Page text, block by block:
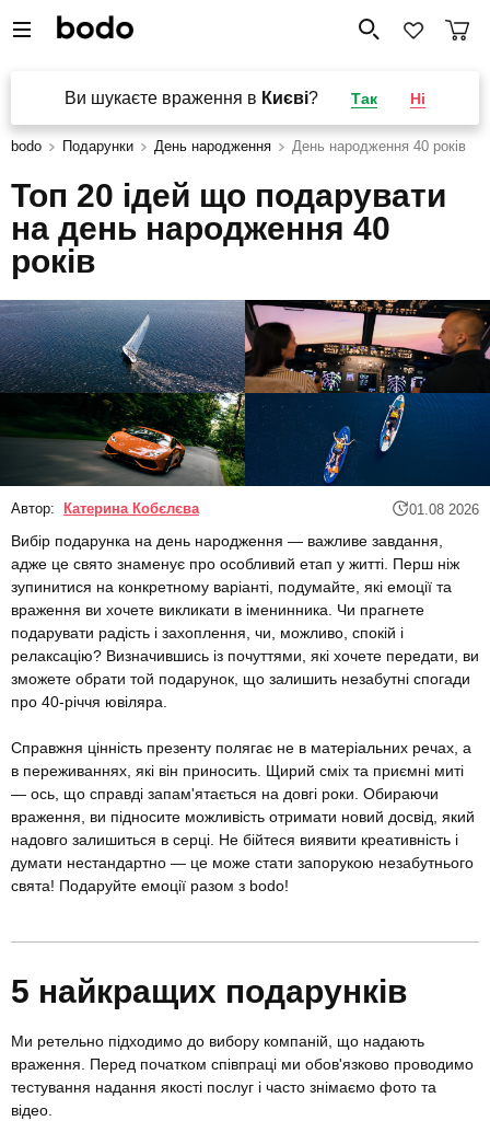
Ви шукаєте враження в Києві? Так Ні
bodo Подарунки День народження День народження 40 років
Топ 20 ідей що подарувати
на день народження 40
років
Автор: Катерина Кобєлєва 01.08 2026
Вибір подарунка на день народження — важливе завдання,
адже це свято знаменує про особливий етап у житті. Перш ніж
зупинитися на конкретному варіанті, подумайте, які емоції та
враження ви хочете викликати в іменинника. Чи прагнете
подарувати радість і захоплення, чи, можливо, спокій і
релаксацію? Визначившись із почуттями, які хочете передати, ви
зможете обрати той подарунок, що залишить незабутні спогади
про 40-річчя ювіляра.
Справжня цінність презенту полягає не в матеріальних речах, а
в переживаннях, які він приносить. Щирий сміх та приємні миті
— ось, що справді запам'ятається на довгі роки. Обираючи
враження, ви підносите можливість отримати новий досвід, який
надовго залишиться в серці. Не бійтеся виявити креативність і
думати нестандартно — це може стати запорукою незабутнього
свята! Подаруйте емоції разом з bodo!
5 найкращих подарунків
Ми ретельно підходимо до вибору компаній, що надають
враження. Перед початком співпраці ми обов'язково проводимо
тестування надання якості послуг і часто знімаємо фото та
відео.